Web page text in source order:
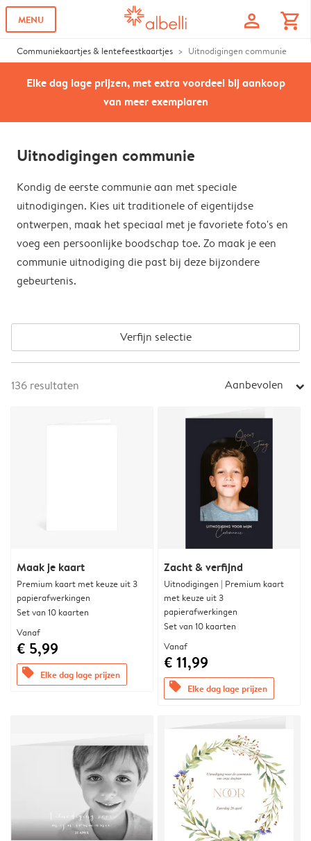
MENU profile shopping_cart
Communiekaartjes & lentefeestkaartjes Uitnodigingen communie
Elke dag lage prijzen, met extra voordeel bij aankoop
van meer exemplaren
Uitnodigingen communie
Kondig de eerste communie aan met speciale
uitnodigingen. Kies uit traditionele of eigentijdse
ontwerpen, maak het speciaal met je favoriete foto's en
voeg een persoonlijke boodschap toe. Zo maak je een
communie uitnodiging die past bij deze bijzondere
gebeurtenis.
Verfijn selectie
136 resultaten Aanbevolen arrow_right
Maak je kaart
Premium kaart met keuze uit 3
papierafwerkingen
Set van 10 kaarten
Vanaf
€ 5,99
offers Elke dag lage prijzen
Zacht & verfijnd
Uitnodigingen | Premium kaart
met keuze uit 3
papierafwerkingen
Set van 10 kaarten
Vanaf
€ 11,99
offers Elke dag lage prijzen